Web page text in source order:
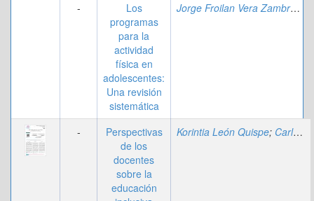
-
Los
programas
para la
actividad
física en
adolescentes:
Una revisión
sistemática
Jorge Froilan Vera Zambrano
-
Perspectivas
de los
docentes
sobre la
educación
Korintia León Quispe; Carlos Alberto Villafuerte Alvarez